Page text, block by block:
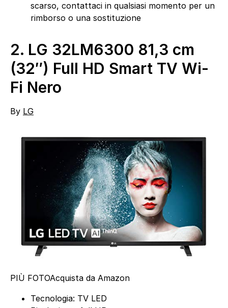
scarso, contattaci in qualsiasi momento per un
rimborso o una sostituzione
2. LG 32LM6300 81,3 cm
(32″) Full HD Smart TV Wi-
Fi Nero
By LG
PIÙ FOTOAcquista da Amazon
Tecnologia: TV LED